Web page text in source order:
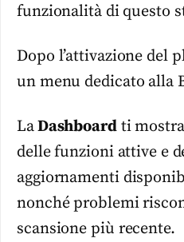
funzionalità di questo
Dopo l’attivazione del
un menu dedicato alla
LaDashboardti
delle funzioni attive e
aggiornamenti
nonché problemi
scansione più recente.